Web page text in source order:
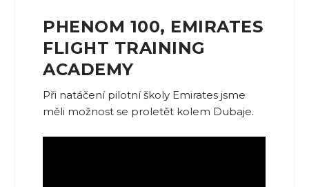
PHENOM 100, EMIRATES
FLIGHT TRAINING
ACADEMY
Při natáčení pilotní školy Emirates jsme
měli možnost se proletět kolem Dubaje.